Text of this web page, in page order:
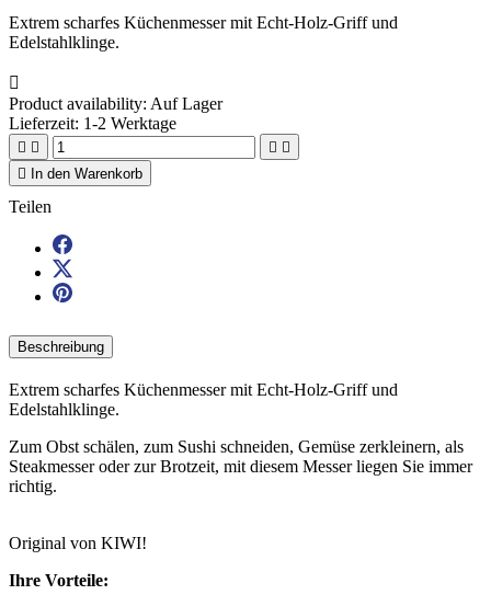
Extrem scharfes Küchenmesser mit Echt-Holz-Griff und
Edelstahlklinge.

Product availability: Auf Lager
Lieferzeit: 1-2 Werktage
   

In den Warenkorb
Teilen
Beschreibung
Extrem scharfes Küchenmesser mit Echt-Holz-Griff und
Edelstahlklinge.
Zum Obst schälen, zum Sushi schneiden, Gemüse zerkleinern, als
Steakmesser oder zur Brotzeit, mit diesem Messer liegen Sie immer
richtig.
Original von KIWI!
Ihre Vorteile: